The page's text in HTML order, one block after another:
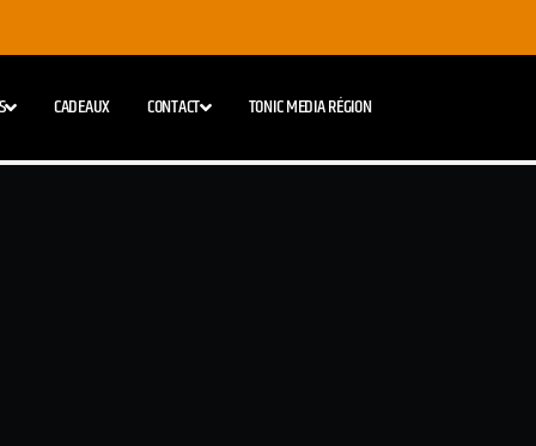
CADEAUX CONTACT TONIC MEDIA RÉGION